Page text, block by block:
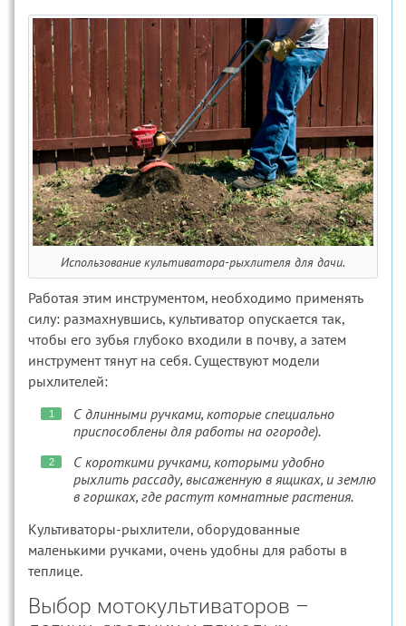
Использование культиватора-рыхлителя для дачи.
Работая этим инструментом, необходимо применять
силу: размахнувшись, культиватор опускается так,
чтобы его зубья глубоко входили в почву, а затем
инструмент тянут на себя. Существуют модели
рыхлителей:
С длинными ручками, которые специально
приспособлены для работы на огороде).
С короткими ручками, которыми удобно
рыхлить рассаду, высаженную в ящиках, и землю
в горшках, где растут комнатные растения.
Культиваторы-рыхлители, оборудованные
маленькими ручками, очень удобны для работы в
теплице.
Выбор мотокультиваторов –